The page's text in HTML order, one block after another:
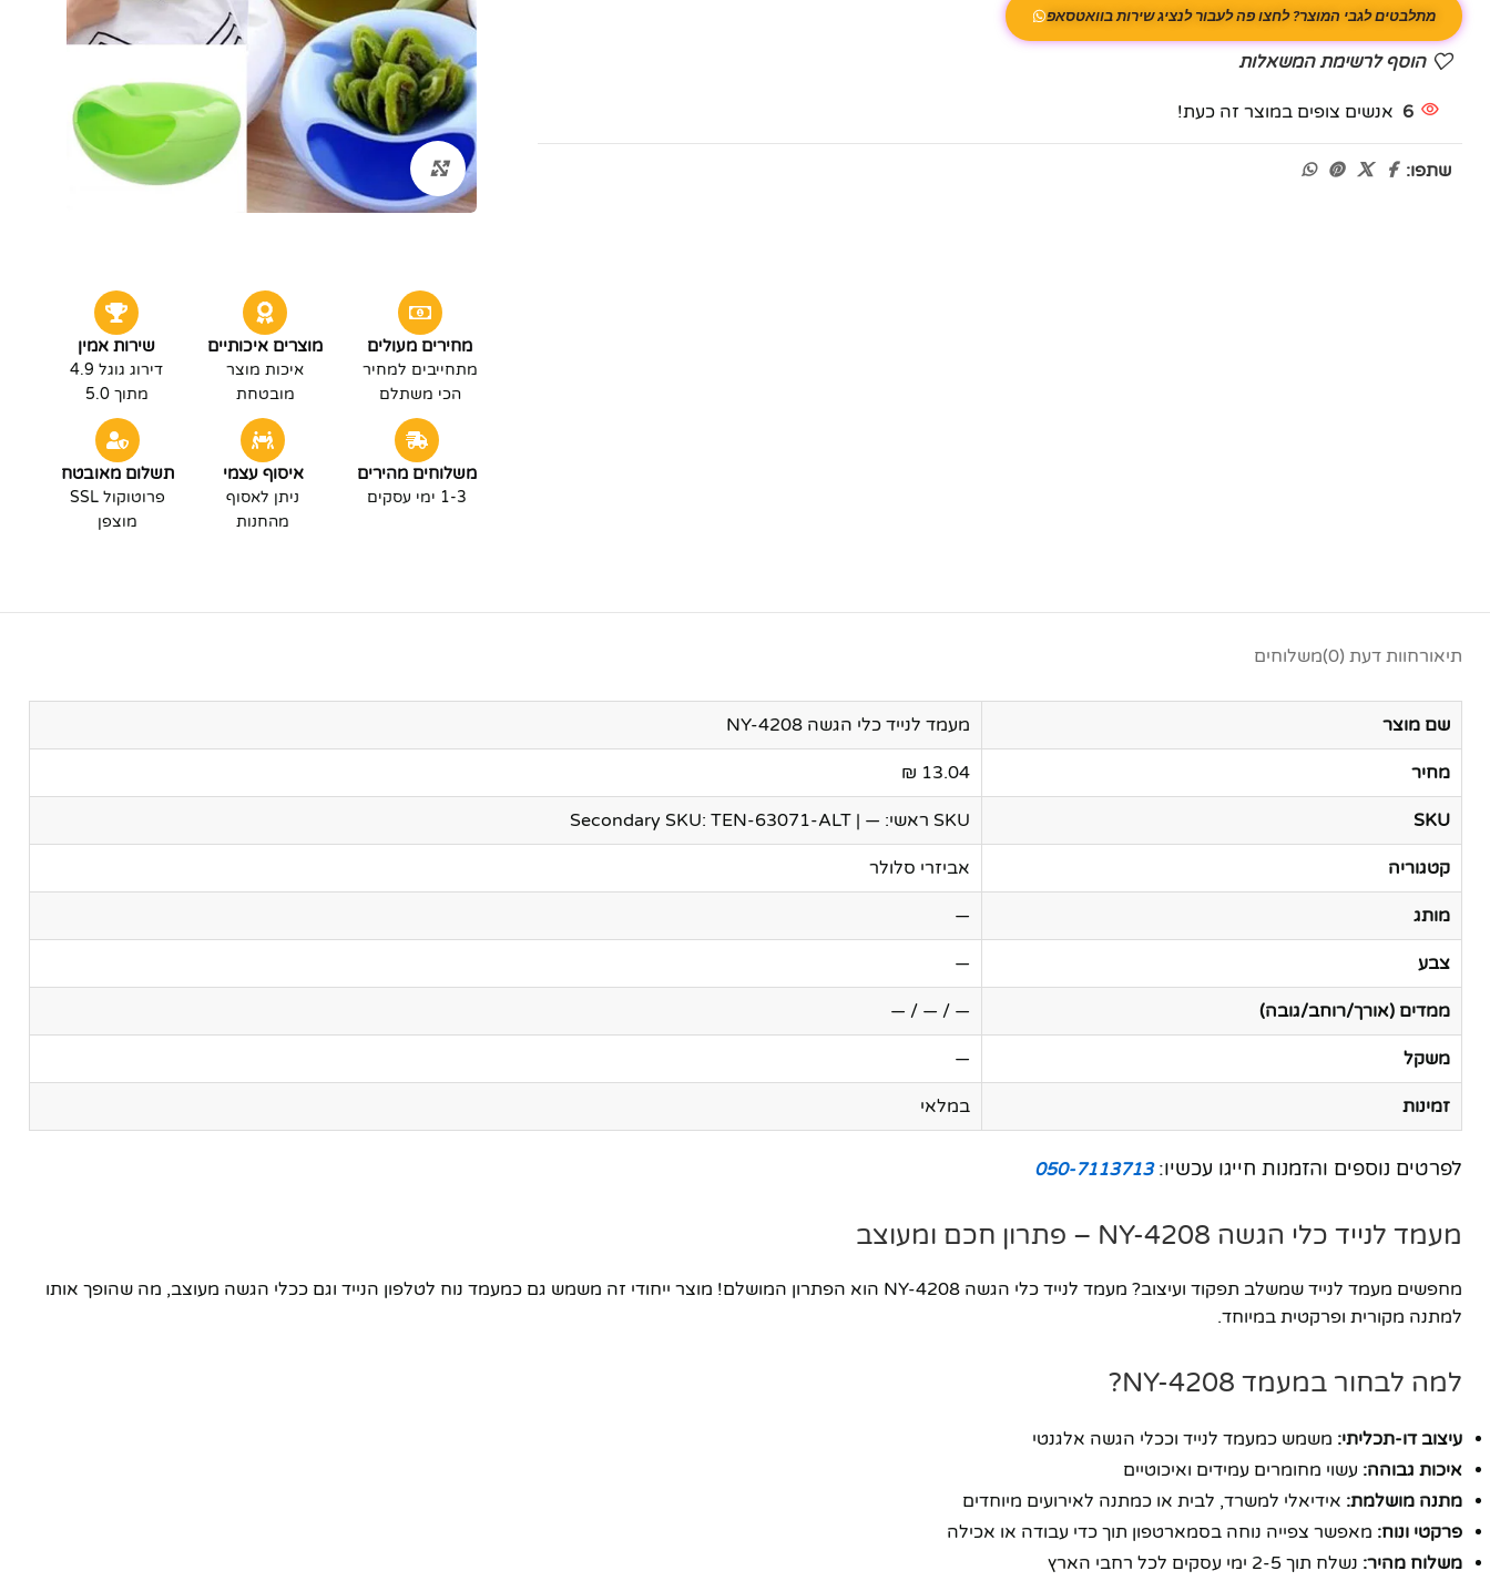
לחץ להגדלה
מחירים מעולים
מתחייבים למחיר
הכי משתלם
מוצרים איכותיים
איכות מוצר
מובטחת
שירות אמין
דירוג גוגל 4.9
מתוך 5.0
משלוחים מהירים
1-3 ימי עסקים
איסוף עצמי
ניתן לאסוף
מהחנות
תשלום מאובטח
פרוטוקול SSL
מוצפן
מתלבטים לגבי המוצר? לחצו פה לעבור לנציג שירות בוואטסאפ
הוסף לרשימת המשאלות
6 אנשים צופים במוצר זה כעת!
שתפו:
תיאורחוות דעת (0) משלוחים
שם מוצר מעמד לנייד כלי הגשה NY-4208
מחיר 13.04 ₪
SKU SKU ראשי: — | Secondary SKU: TEN-63071-ALT
קטגוריה אביזרי סלולר
מותג —
צבע —
ממדים (אורך/רוחב/גובה) — / — / —
משקל —
זמינות במלאי
לפרטים נוספים והזמנות חייגו עכשיו:050-7113713
מעמד לנייד כלי הגשה NY-4208 – פתרון חכם ומעוצב
מחפשים מעמד לנייד שמשלב תפקוד ועיצוב? מעמד לנייד כלי הגשה NY-4208 הוא הפתרון המושלם! מוצר ייחודי זה משמש גם כמעמד נוח לטלפון הנייד וגם ככלי הגשה מעוצב, מה שהופך אותו
למתנה מקורית ופרקטית במיוחד.
למה לבחור במעמד NY-4208?
עיצוב דו-תכליתי: משמש כמעמד לנייד וככלי הגשה אלגנטי
איכות גבוהה: עשוי מחומרים עמידים ואיכוטיים
מתנה מושלמת: אידיאלי למשרד, לבית או כמתנה לאירועים מיוחדים
פרקטי ונוח: מאפשר צפייה נוחה בסמארטפון תוך כדי עבודה או אכילה
משלוח מהיר: נשלח תוך 2-5 ימי עסקים לכל רחבי הארץ